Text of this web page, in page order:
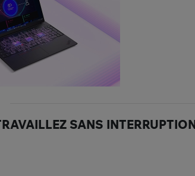
SANS INTERRUPTION